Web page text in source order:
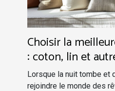
Choisir la
: coton, lin et
Lorsque la nuit tombe et
rejoindre le monde des